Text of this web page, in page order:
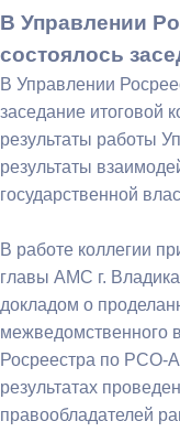
В Управлении
состоялось
В Управлении
заседание итоговой
результаты работы
результаты
государственной
В работе коллегии
главы АМС г.
докладом о
межведомственного
Росреестра по РСО-
результатах
правообладателей